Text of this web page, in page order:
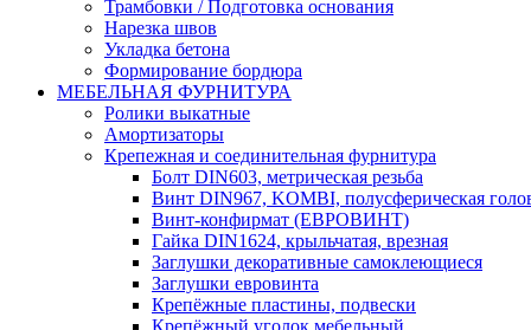
Трамбовки / Подготовка основания
Нарезка швов
Укладка бетона
Формирование бордюра
МЕБЕЛЬНАЯ ФУРНИТУРА
Ролики выкатные
Амортизаторы
Крепежная и соединительная фурнитура
Болт DIN603, метрическая резьба
Винт DIN967, KOMBI, полусферическая
Винт-конфирмат (ЕВРОВИНТ)
Гайка DIN1624, крыльчатая, врезная
Заглушки декоративные самоклеющиеся
Заглушки евровинта
Крепёжные пластины, подвески
Крепёжный уголок мебельный